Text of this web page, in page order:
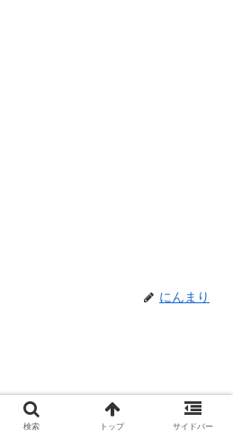
にんまり
金属バット友保がかっこいい！？
彼女やバイト・裁判所の話を調
検索 トップ サイドバー